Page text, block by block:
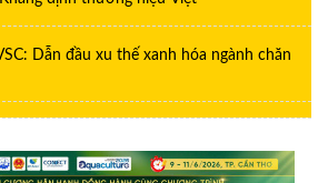
Dẫn đầu xu thế xanh hóa ngành chăn